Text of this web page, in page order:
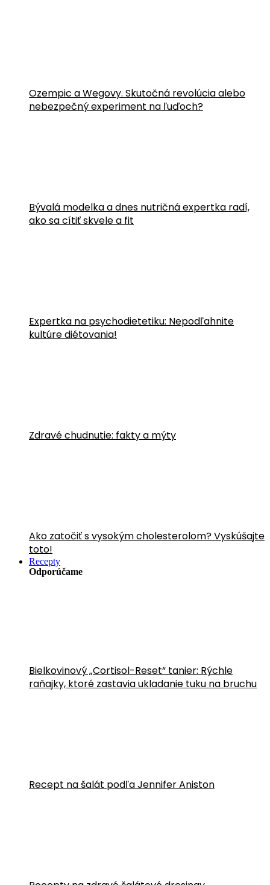
Ozempic a Wegovy. Skutočná revolúcia alebo
nebezpečný experiment na ľuďoch?
Bývalá modelka a dnes nutričná expertka radí,
ako sa cítiť skvele a fit
Expertka na psychodietetiku: Nepodľahnite
kultúre diétovania!
Zdravé chudnutie: fakty a mýty
Ako zatočiť s vysokým cholesterolom? Vyskúšajte
toto!
Recepty
Odporúčame
Bielkovinový „Cortisol-Reset“ tanier: Rýchle
raňajky, ktoré zastavia ukladanie tuku na bruchu
Recept na šalát podľa Jennifer Aniston